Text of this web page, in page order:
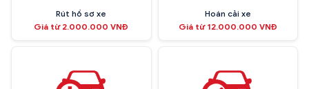
Rút hồ sơ xe
Giá từ 2.000.000 VNĐ
Hoán cải xe
Giá từ 12.000.000 VNĐ